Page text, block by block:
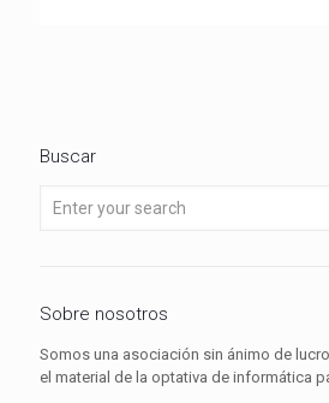
Buscar
Sobre nosotros
Somos una asociación sin ánimo de
el material de la optativa de informática